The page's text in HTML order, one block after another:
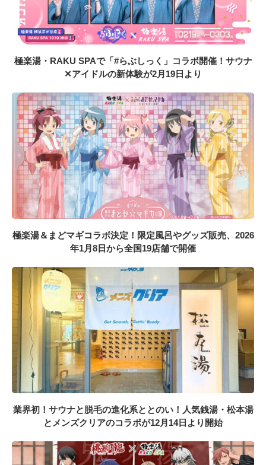
極楽湯・RAKU SPAで「#らぶしっく」コラボ開催！サウナ
✕アイドルの新体験が2月19日より
極楽湯＆まどマギコラボ決定！限定風呂やグッズ販売、2026
年1月8日から全国19店舗で開催
業界初！サウナと脱毛の進化系ととのい！人気銭湯・松本湯
とメンズクリアのコラボが12月14日より開始